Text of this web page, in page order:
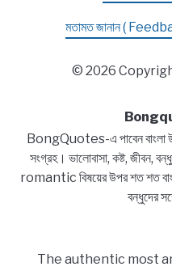
মতামত জানান (
© 2026
BongQuotes-এ পাবেন বাংলা
সংগ্রহ। ভালোবাসা, কষ্ট,
romantic বিষয়ের উপর শত শত
বন্ধুদের
The authentic most